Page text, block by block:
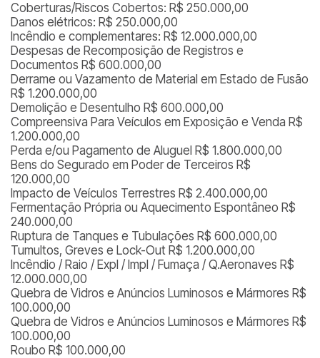
Coberturas/Riscos Cobertos: R$ 250.000,00
Danos elétricos: R$ 250.000,00
Incêndio e complementares: R$ 12.000.000,00
Despesas de Recomposição de Registros e
Documentos R$ 600.000,00
Derrame ou Vazamento de Material em Estado de Fusão
R$ 1.200.000,00
Demolição e Desentulho R$ 600.000,00
Compreensiva Para Veículos em Exposição e Venda R$
1.200.000,00
Perda e/ou Pagamento de Aluguel R$ 1.800.000,00
Bens do Segurado em Poder de Terceiros R$
120.000,00
Impacto de Veículos Terrestres R$ 2.400.000,00
Fermentação Própria ou Aquecimento Espontâneo R$
240.000,00
Ruptura de Tanques e Tubulações R$ 600.000,00
Tumultos, Greves e Lock-Out R$ 1.200.000,00
Incêndio / Raio / Expl / Impl / Fumaça / Q.Aeronaves R$
12.000.000,00
Quebra de Vidros e Anúncios Luminosos e Mármores R$
100.000,00
Quebra de Vidros e Anúncios Luminosos e Mármores R$
100.000,00
Roubo R$ 100.000,00